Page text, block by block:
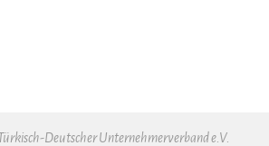
Deutscher Unternehmerverband e.V.